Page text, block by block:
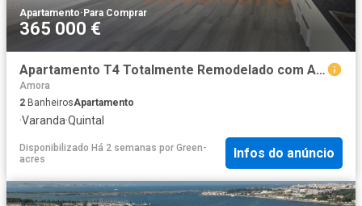
Apartamento· Para Comprar
365 000 €
Apartamento T4 Totalmente Remodelado com Arrecadação Amora 0m² Amora
Amora
2 BanheirosApartamento
·Varanda·Quintal
Disponibilizado Há 2 semanas por Green-
acres
Infos do anúncio